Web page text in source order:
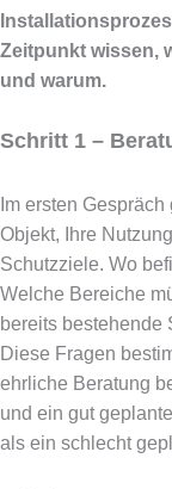
Zeitpunkt wissen,
und warum.
Schritt 1 –
Im ersten
Objekt, Ihre
Schutzziele. Wo
Welche Bereiche
bereits bestehende
Diese Fragen
ehrliche Beratung
und ein gut
als ein schlecht